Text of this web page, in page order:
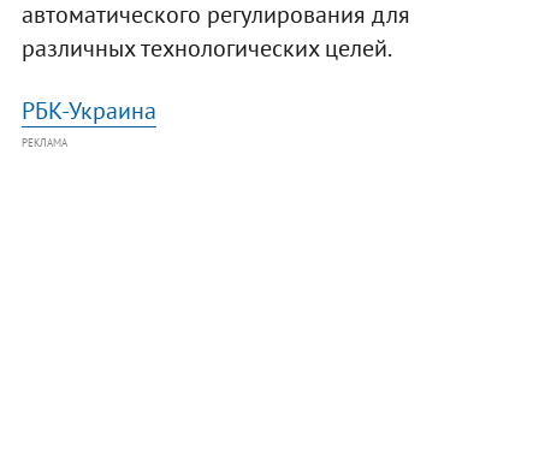
автоматического регулирования для
различных технологических целей.
РБК-Украина
РЕКЛАМА